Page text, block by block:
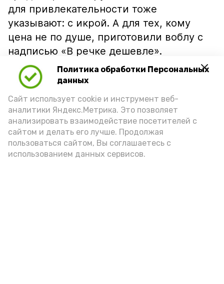
Политика обработки Персональных
данных
Сайт использует cookie и инструмент веб-
аналитики Яндекс.Метрика. Это позволяет
анализировать взаимодействие посетителей с
сайтом и делать его лучше. Продолжая
пользоваться сайтом, Вы соглашаетесь с
использованием данных сервисов.
для привлекательности тоже
указывают: с икрой. А для тех, кому
цена не по душе, приготовили воблу с
надписью «В речке дешевле».